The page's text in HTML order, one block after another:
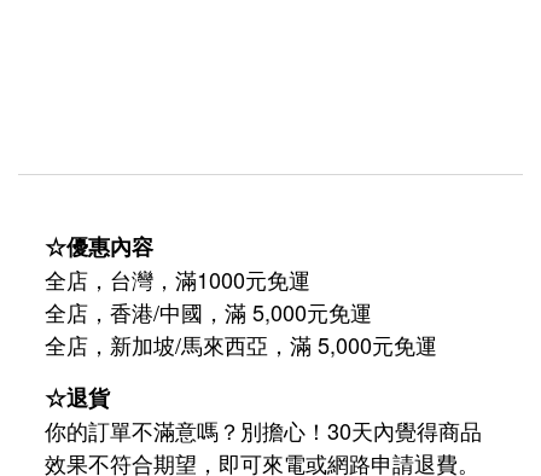
☆優惠內容
全店，台灣，滿1000元免運
全店，香港/中國，滿 5,000元免運
全店，新加坡/馬來西亞，滿 5,000元免運
☆退貨
你的訂單不滿意嗎？別擔心！30天內覺得商品
效果不符合期望，即可來電或網路申請退費。